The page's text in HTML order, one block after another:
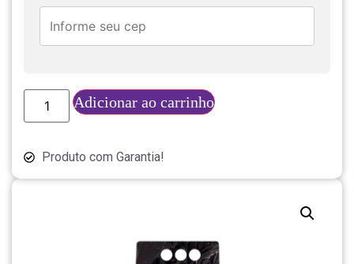
Adicionar ao carrinho
Produto com Garantia!